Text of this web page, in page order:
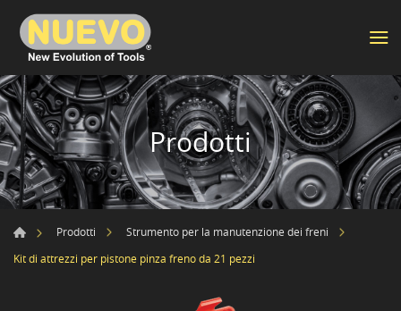
Prodotti
Prodotti
Strumento per la manutenzione dei freni
Kit di attrezzi per pistone pinza freno da 21 pezzi